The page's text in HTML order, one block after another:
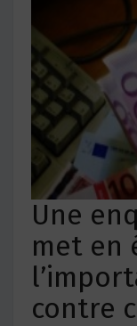
Une
met en
contre